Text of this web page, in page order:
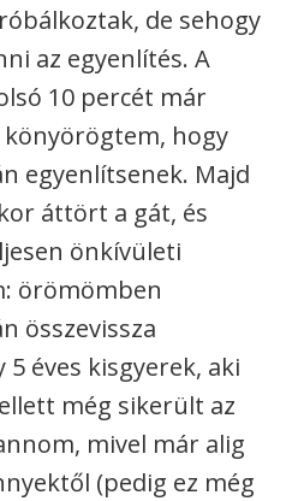
de sehogy
az egyenlítés. A
10 percét már
hogy
egyenlítsenek. Majd
áttört a gát, és
önkívületi
örömömben
összevissza
éves kisgyerek, aki
még sikerült az
mivel már alig
(pedig ez még